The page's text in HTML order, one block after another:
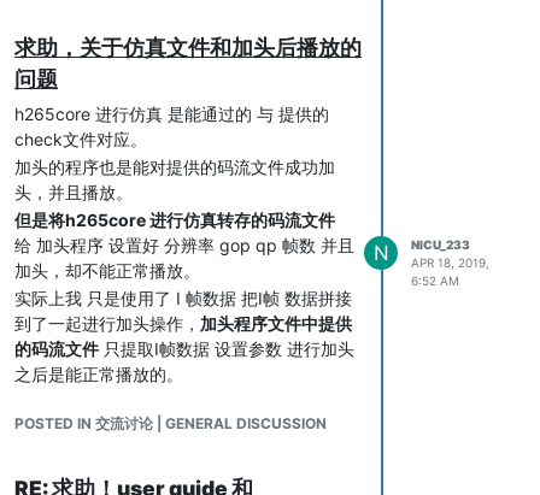
求助，关于仿真文件和加头后播放的
问题
h265core 进行仿真 是能通过的 与 提供的
check文件对应。
加头的程序也是能对提供的码流文件成功加
头，并且播放。
但是将h265core 进行仿真转存的码流文件
给 加头程序 设置好 分辨率 gop qp 帧数 并且
加头，却不能正常播放。
实际上我 只是使用了 I 帧数据 把I帧 数据拼接
到了一起进行加头操作， 加头程序文件中提供
的码流文件 只提取I帧数据 设置参数 进行加头
之后是能正常播放的。
都是独立的 不能对比数据查找错误。
加头程序进行加头的 测试文件 来对比数据。
POSTED IN 交流讨论 | GENERAL DISCUSSION
N
NICU_233
APR 18, 2019,
6:52 AM
RE: 求助！user guide 和